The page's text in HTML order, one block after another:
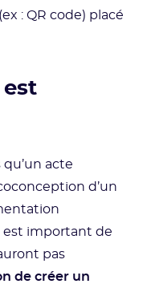
: QR code) placé
est
qu’un acte
d’un
est important de
pas
de créer un